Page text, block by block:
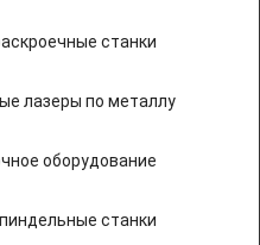
станки
лазеры по металлу
оборудование
станки